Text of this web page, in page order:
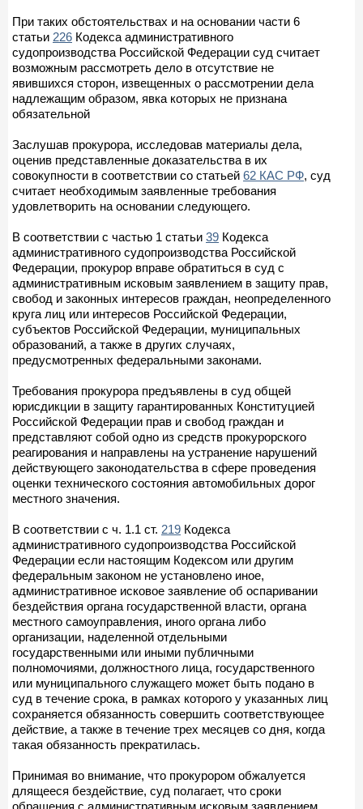
При таких обстоятельствах и на основании части 6
статьи 226 Кодекса административного
судопроизводства Российской Федерации суд считает
возможным рассмотреть дело в отсутствие не
явившихся сторон, извещенных о рассмотрении дела
надлежащим образом, явка которых не признана
обязательной
Заслушав прокурора, исследовав материалы дела,
оценив представленные доказательства в их
совокупности в соответствии со статьей 62 КАС РФ, суд
считает необходимым заявленные требования
удовлетворить на основании следующего.
В соответствии с частью 1 статьи 39 Кодекса
административного судопроизводства Российской
Федерации, прокурор вправе обратиться в суд с
административным исковым заявлением в защиту прав,
свобод и законных интересов граждан, неопределенного
круга лиц или интересов Российской Федерации,
субъектов Российской Федерации, муниципальных
образований, а также в других случаях,
предусмотренных федеральными законами.
Требования прокурора предъявлены в суд общей
юрисдикции в защиту гарантированных Конституцией
Российской Федерации прав и свобод граждан и
представляют собой одно из средств прокурорского
реагирования и направлены на устранение нарушений
действующего законодательства в сфере проведения
оценки технического состояния автомобильных дорог
местного значения.
В соответствии с ч. 1.1 ст. 219 Кодекса
административного судопроизводства Российской
Федерации если настоящим Кодексом или другим
федеральным законом не установлено иное,
административное исковое заявление об оспаривании
бездействия органа государственной власти, органа
местного самоуправления, иного органа либо
организации, наделенной отдельными
государственными или иными публичными
полномочиями, должностного лица, государственного
или муниципального служащего может быть подано в
суд в течение срока, в рамках которого у указанных лиц
сохраняется обязанность совершить соответствующее
действие, а также в течение трех месяцев со дня, когда
такая обязанность прекратилась.
Принимая во внимание, что прокурором обжалуется
длящееся бездействие, суд полагает, что сроки
обращения с административным исковым заявлением,